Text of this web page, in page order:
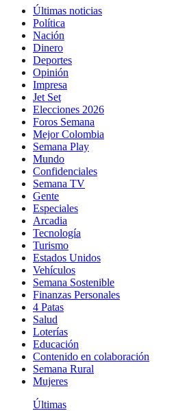
Últimas noticias
Política
Nación
Dinero
Deportes
Opinión
Impresa
Jet Set
Elecciones 2026
Foros Semana
Mejor Colombia
Semana Play
Mundo
Confidenciales
Semana TV
Gente
Especiales
Arcadia
Tecnología
Turismo
Estados Unidos
Vehículos
Semana Sostenible
Finanzas Personales
4 Patas
Salud
Loterías
Educación
Contenido en colaboración
Semana Rural
Mujeres
Últimas